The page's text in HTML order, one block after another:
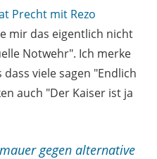
Precht mit Rezo
mir das eigentlich nicht
Notwehr". Ich merke
viele sagen "Endlich
auch "Der Kaiser ist ja
gegen alternative